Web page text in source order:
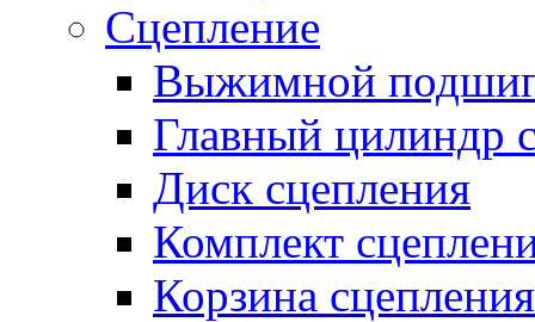
Сцепление
Выжимной
Главный цилиндр
Диск сцепления
Комплект
Корзина сцепления